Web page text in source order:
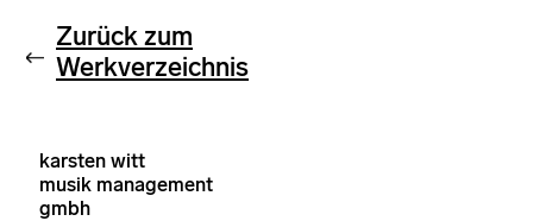
Zurück zum
Werkverzeichnis
karsten witt
musik management
gmbh